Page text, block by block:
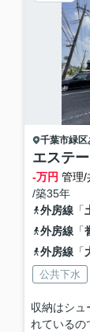
千葉市緑区
エステ
-万円 管理/
/築35年
外房線「
外房線「
外房線「
公共下水
収納はシュ
れているの